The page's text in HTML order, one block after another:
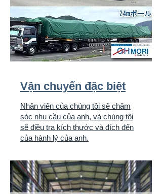
Vận chuyển đặc biệt
Nhân viên của chúng tôi sẽ chăm
sóc nhu cầu của anh, và chúng tôi
sẽ điều tra kích thước và đích đến
của hành lý của anh.